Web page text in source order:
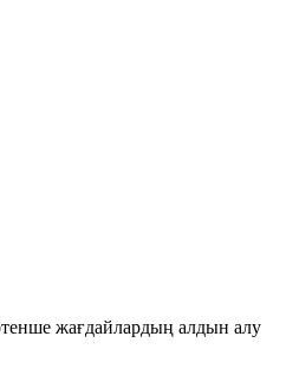
жағдайлардың алдын алу